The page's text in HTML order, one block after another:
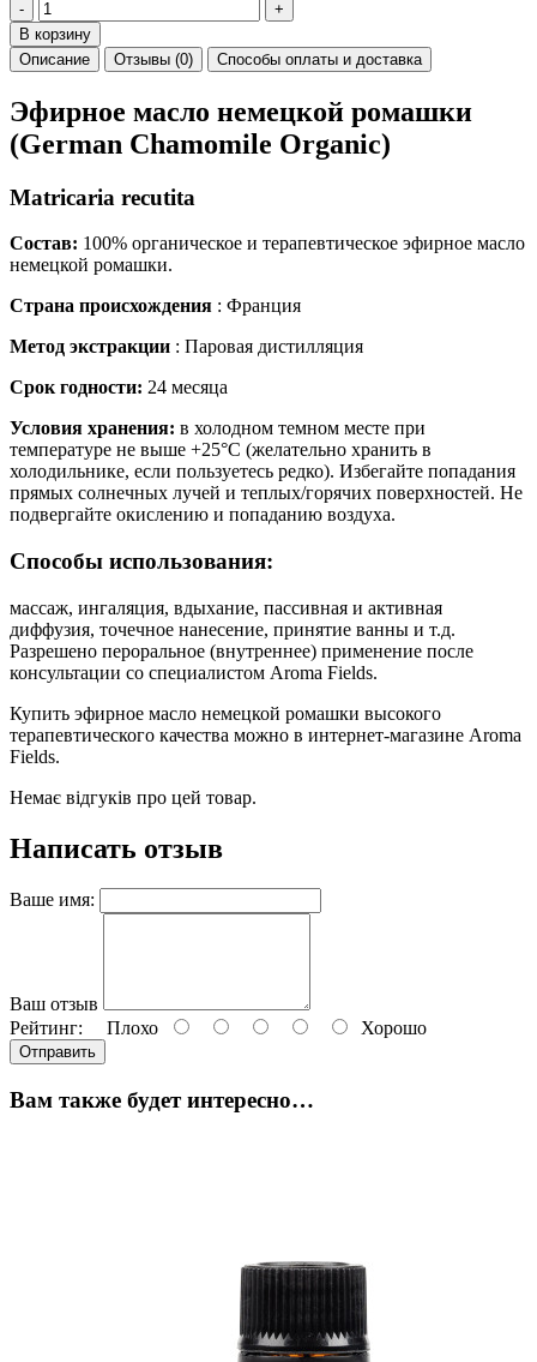
-
+
В корзину
Описание
Отзывы (0) Способы оплаты и доставка
Эфирное масло немецкой ромашки
(German Chamomile Organic)
Matricaria recutita
Состав: 100% органическое и терапевтическое эфирное масло
немецкой ромашки.
Страна происхождения : Франция
Метод экстракции : Паровая дистилляция
Срок годности: 24 месяца
Условия хранения: в холодном темном месте при
температуре не выше +25°C (желательно хранить в
холодильнике, если пользуетесь редко). Избегайте попадания
прямых солнечных лучей и теплых/горячих поверхностей. Не
подвергайте окислению и попаданию воздуха.
Способы использования:
массаж, ингаляция, вдыхание, пассивная и активная
диффузия, точечное нанесение, принятие ванны и т.д.
Разрешено пероральное (внутреннее) применение после
консультации со специалистом Aroma Fields.
Купить эфирное масло немецкой ромашки высокого
терапевтического качества можно в интернет-магазине Aroma
Fields.
Немає відгуків про цей товар.
Написать отзыв
Ваше имя:
Ваш отзыв
Рейтинг: Плохо Хорошо
Отправить
Вам также будет интересно…